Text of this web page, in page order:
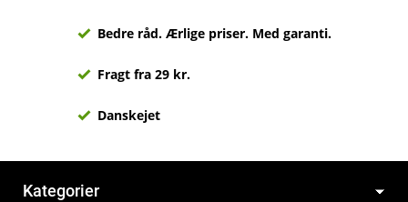
Bedre råd. Ærlige priser. Med garanti.
Fragt fra 29 kr.
Danskejet
Kategorier